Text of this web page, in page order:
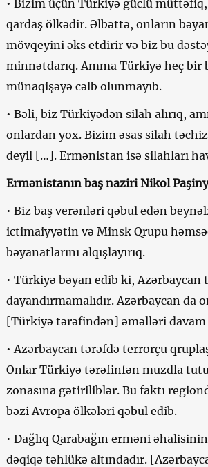
• Bizim üçün Türkiyə güclü
qardaş ölkədir. Əlbəttə, onların
mövqeyini əks etdirir və biz bu
minnətdarıq. Amma Türkiyə heç bir
münaqişəyə cəlb olunmayıb.
• Bəli, biz Türkiyədən silah alırıq,
onlardan yox. Bizim əsas silah
deyil […]. Ermənistan isə silahları
Ermənistanın baş naziri Nikol
• Biz baş verənləri qəbul edən
ictimaiyyətin və Minsk Qrupu
bəyanatlarını alqışlayırıq.
• Türkiyə bəyan edib ki, Azərbaycan
dayandırmamalıdır. Azərbaycan da
[Türkiyə tərəfindən] əməlləri
• Azərbaycan tərəfdə terrorçu
Onlar Türkiyə tərəfinfən muzdla
zonasına gətiriliblər. Bu faktı
bəzi Avropa ölkələri qəbul edib.
• Dağlıq Qarabağın erməni
dəqiqə təhlükə altındadır.